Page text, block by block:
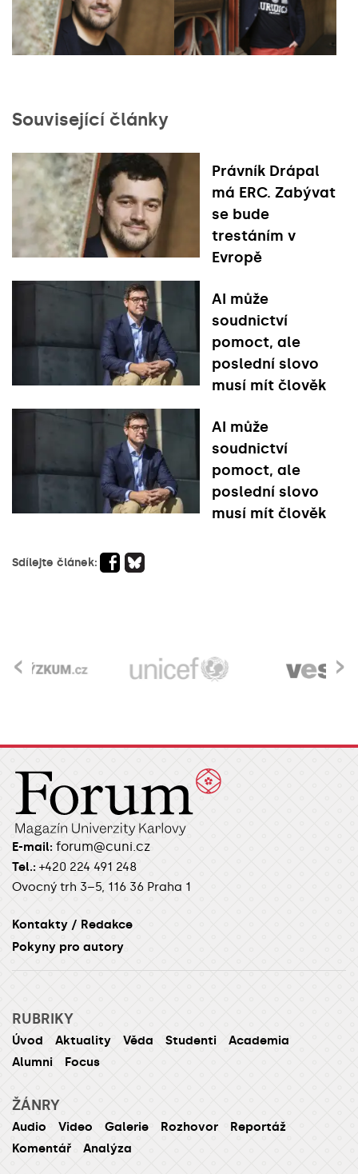
Související články
Právník Drápal
má ERC. Zabývat
se bude
trestáním v
Evropě
AI může
soudnictví
pomoct, ale
poslední slovo
musí mít člověk
AI může
soudnictví
pomoct, ale
poslední slovo
musí mít člověk
Sdílejte článek:
›
‹
E-mail: forum@cuni.cz
Tel.: +420 224 491 248
Ovocný trh 3–5, 116 36 Praha 1
Kontakty / Redakce
Pokyny pro autory
RUBRIKY
Úvod Aktuality Věda Studenti
Academia
Alumni
Focus
ŽÁNRY
Audio Video Galerie Rozhovor
Reportáž
Komentář
Analýza